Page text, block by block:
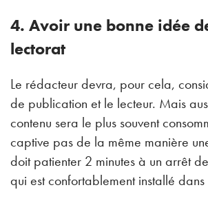
4. Avoir une bonne idée
lectorat
Le rédacteur devra, pour cela,
de publication et le lecteur. Mais
contenu sera le plus souvent
captive pas de la même manière
doit patienter 2 minutes à un arrêt
qui est confortablement installé